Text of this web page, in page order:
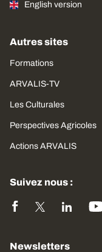
English version
Autres sites
Formations
ARVALIS-TV
Les Culturales
Perspectives Agricoles
Actions ARVALIS
Suivez nous :
Newsletters